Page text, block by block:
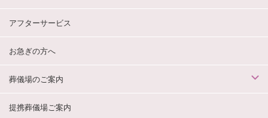
アフターサービス
お急ぎの方へ
葬儀場のご案内
提携葬儀場ご案内